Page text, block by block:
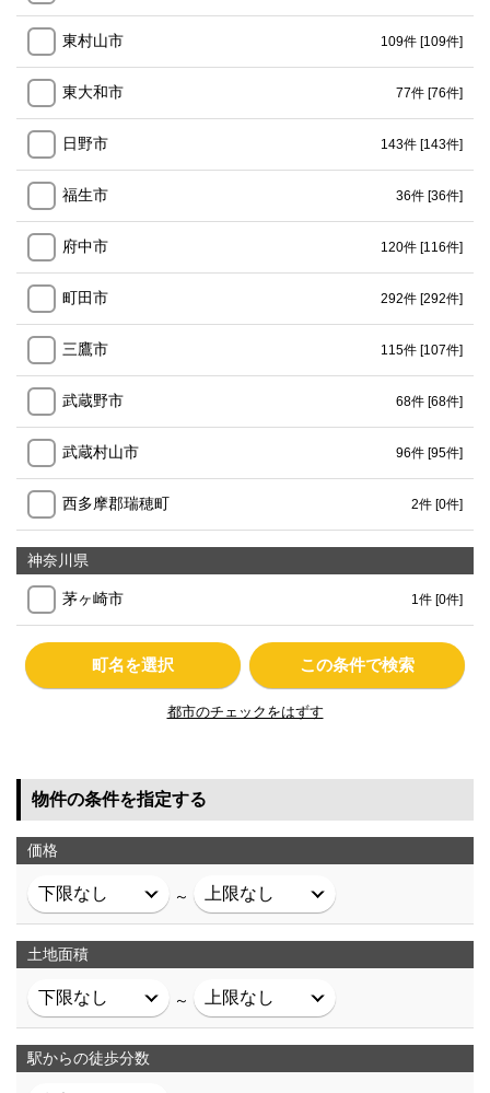
東村山市 109件 [109件]
東大和市 77件 [76件]
日野市 143件 [143件]
福生市 36件 [36件]
府中市 120件 [116件]
町田市 292件 [292件]
三鷹市 115件 [107件]
武蔵野市 68件 [68件]
武蔵村山市 96件 [95件]
西多摩郡瑞穂町 2件 [0件]
神奈川県
茅ヶ崎市 1件 [0件]
町名を選択 この条件で検索
都市のチェックをはずす
物件の条件を指定する
価格
～
土地面積
～
駅からの徒歩分数